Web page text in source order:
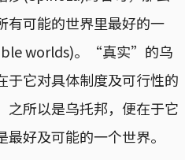
可能的世界里最好的一
worlds)。“真实”的乌
于它对具体制度及可行性的
所以是乌托邦，便在于它
好及可能的一个世界。